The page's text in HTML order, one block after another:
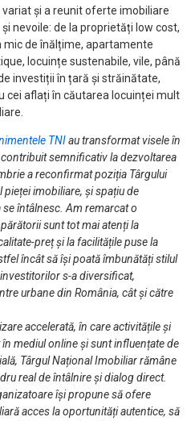
și a reunit oferte imobiliare
nevoile: de la proprietăți low cost,
de înălțime, apartamente
locuințe sustenabile, vile, până
investiții în țară și străinătate,
cei aflați în căutarea locuinței mult
TNIau transformat visele în
semnificativ la dezvoltarea
a reconfirmat poziția Târgului
imobiliare, și spațiu de
întâlnesc. Am remarcat o
sunt tot mai atenți la
preț și la facilitățilepuse la
încât să își poată îmbunătăți stilul
s-a diversificat,
urbane din România, cât și către
accelerată, în care activitățile și
mediul online și sunt influențate de
Târgul Național Imobiliar rămâne
real de întâlnire și dialog direct.
își propune să ofere
acces la oportunități autentice, să